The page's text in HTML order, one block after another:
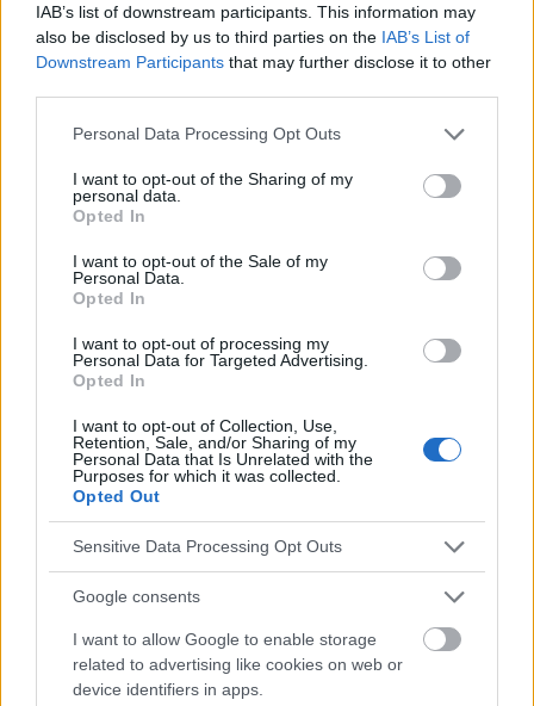
IAB’s list of downstream participants. This information may
also be disclosed by us to third parties on the IAB’s List of
Downstream Participants that may further disclose it to other
Please note that this website/app uses one or more Google
not limited to your visit or usage behaviour. You may click to
grant or deny consent to Google and its third-party tags to
use your data for below specified purposes in below Google
consent section.
Personal Data Processing Opt Outs
I want to opt-out of the Sharing of my
personal data.
Opted In
I want to opt-out of the Sale of my
Personal Data.
Opted In
I want to opt-out of processing my
Personal Data for Targeted Advertising.
Opted In
I want to opt-out of Collection, Use,
Retention, Sale, and/or Sharing of my
Personal Data that Is Unrelated with the
Purposes for which it was collected.
Opted Out
Sensitive Data Processing Opt Outs
Google consents
I want to allow Google to enable storage
related to advertising like cookies on web or
device identifiers in apps.
¿Interesante? ¡Compártelo en Facebook!
¿Quiere estar al día? Síganos en GoogleNews
Temas Antioxidantes
Nutrientes Polifenoles
Vitaminas
Mira también en la lengua english
français polskim
El contenido y los materiales de este sitio son de carácter
educativo e informativo. El editor y los redactores del sitio no son
los consejos y sugerencias incluidos en este sitio web consúltalo
con un médico.